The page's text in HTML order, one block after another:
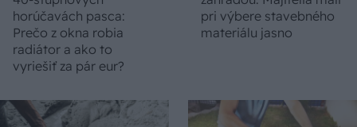
horúčavách pasca:
Prečo z okna robia
radiátor a ako to
vyriešiť za pár eur?
pri výbere stavebného
materiálu jasno